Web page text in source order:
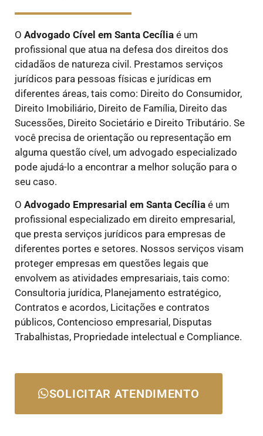
O Advogado Cível em Santa Cecília é um
profissional que atua na defesa dos direitos dos
cidadãos de natureza civil. Prestamos serviços
jurídicos para pessoas físicas e jurídicas em
diferentes áreas, tais como: Direito do Consumidor,
Direito Imobiliário, Direito de Família, Direito das
Sucessões, Direito Societário e Direito Tributário. Se
você precisa de orientação ou representação em
alguma questão cível, um advogado especializado
pode ajudá-lo a encontrar a melhor solução para o
seu caso.
O Advogado Empresarial em Santa Cecília é um
profissional especializado em direito empresarial,
que presta serviços jurídicos para empresas de
diferentes portes e setores. Nossos serviços visam
proteger empresas em questões legais que
envolvem as atividades empresariais, tais como:
Consultoria jurídica, Planejamento estratégico,
Contratos e acordos, Licitações e contratos
públicos, Contencioso empresarial, Disputas
Trabalhistas, Propriedade intelectual e Compliance.
SOLICITAR ATENDIMENTO